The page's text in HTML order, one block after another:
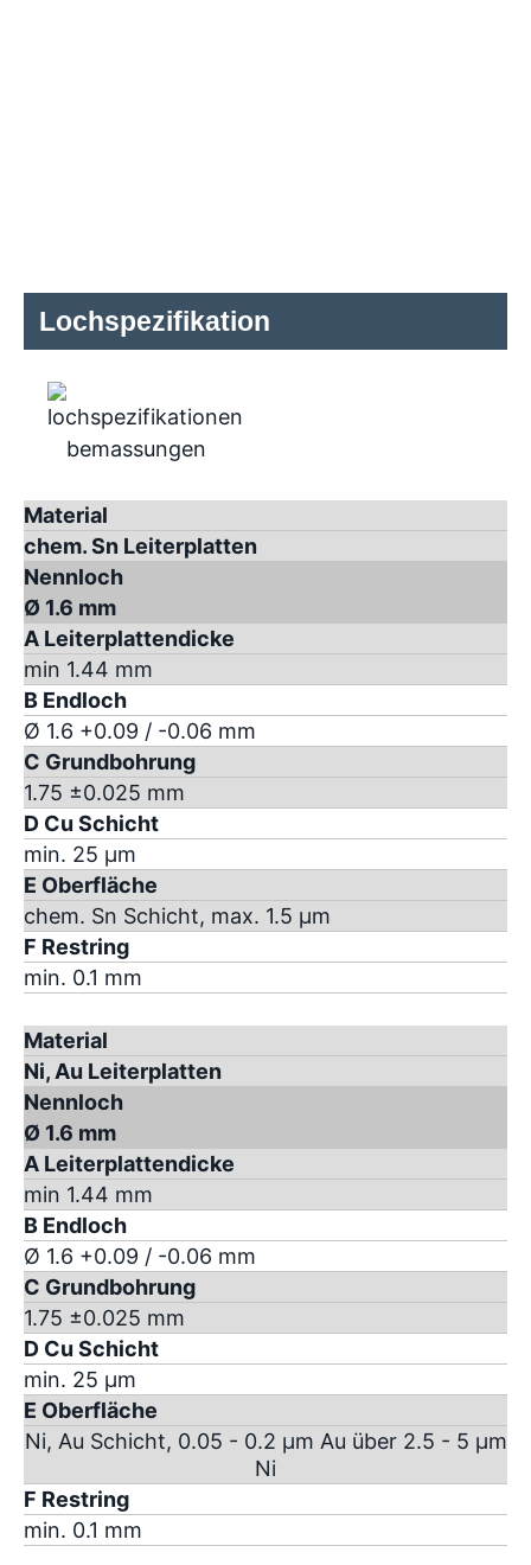
Lochspezifikation
Material
chem. Sn Leiterplatten
Nennloch
Ø 1.6 mm
A Leiterplattendicke
min 1.44 mm
B Endloch
Ø 1.6 +0.09 / -0.06 mm
C Grundbohrung
1.75 ±0.025 mm
D Cu Schicht
min. 25 µm
E Oberfläche
chem. Sn Schicht, max. 1.5 µm
F Restring
min. 0.1 mm
Material
Ni, Au Leiterplatten
Nennloch
Ø 1.6 mm
A Leiterplattendicke
min 1.44 mm
B Endloch
Ø 1.6 +0.09 / -0.06 mm
C Grundbohrung
1.75 ±0.025 mm
D Cu Schicht
min. 25 µm
E Oberfläche
Ni, Au Schicht, 0.05 - 0.2 µm Au über 2.5 - 5 µm
Ni
F Restring
min. 0.1 mm